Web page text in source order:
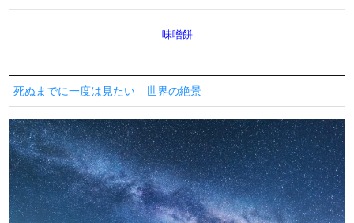
味噌餅
死ぬまでに一度は見たい 世界の絶景